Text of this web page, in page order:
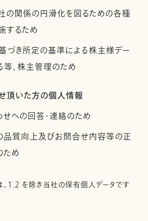
の関係の円滑化を図るための各種
するため
づき所定の基準による株主様デー
等、株主管理のため
頂いた方の個人情報
せへの回答・連絡のため
品質向上及びお問合せ内容等の正
ため
1.2 を除き当社の保有個人データです